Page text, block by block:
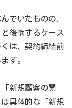
でいたものの、
後悔するケース
は、契約締結前
す。
新規顧客の開
具体的な「新規